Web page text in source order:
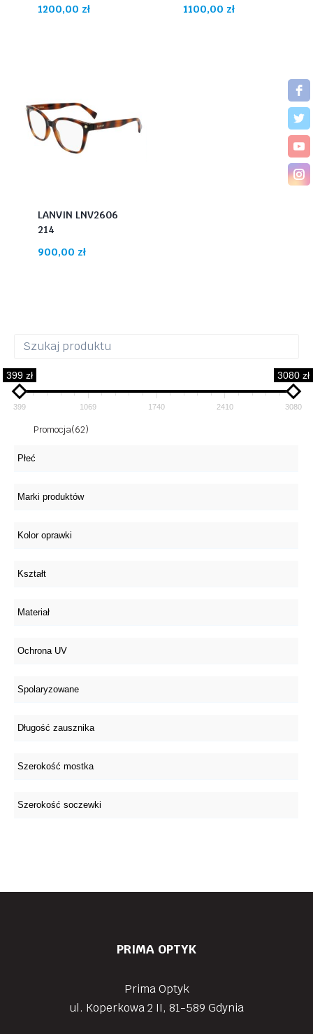
1200,00 zł
1100,00 zł
LANVIN LNV2606
214
900,00 zł
399 zł 3080 zł
399 1069 1740 2410 3080
Promocja(62)
PRIMA OPTYK
Prima Optyk
ul. Koperkowa 2 II, 81-589 Gdynia